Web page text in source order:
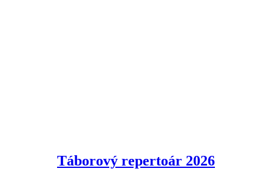
Táborový repertoár 2026